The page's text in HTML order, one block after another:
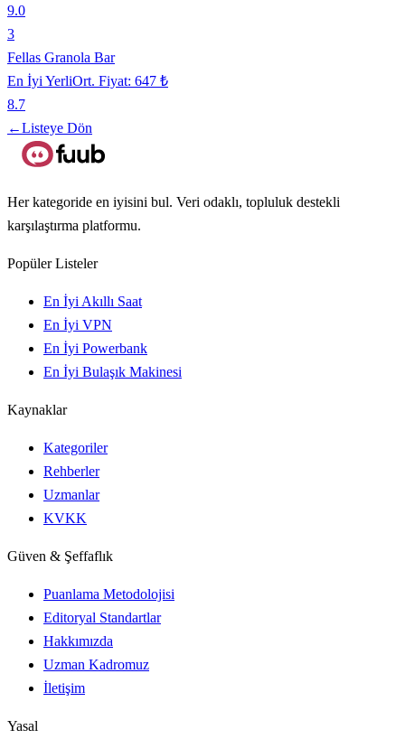
9.0
3
Fellas Granola Bar
En İyi YerliOrt. Fiyat: 647 ₺
8.7
←Listeye Dön
Her kategoride en iyisini bul. Veri odaklı, topluluk destekli
karşılaştırma platformu.
Popüler Listeler
En İyi Akıllı Saat
En İyi VPN
En İyi Powerbank
En İyi Bulaşık Makinesi
Kaynaklar
Kategoriler
Rehberler
Uzmanlar
KVKK
Güven & Şeffaflık
Puanlama Metodolojisi
Editoryal Standartlar
Hakkımızda
Uzman Kadromuz
İletişim
Yasal